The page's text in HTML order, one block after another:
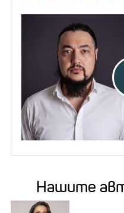
Нашите